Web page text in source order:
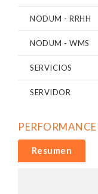
NODUM - RRHH
NODUM - WMS
SERVICIOS
SERVIDOR
Resumen